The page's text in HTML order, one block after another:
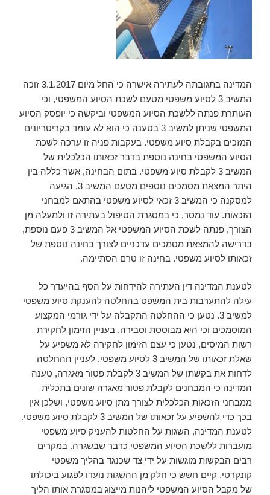
המדינה בתגובתה לעתירה אישרה כי החל מיום 3.1.2017 זוכה
המשיב 3 לסיוע משפטי מטעם לשכת הסיוע המשפטי, וכי
העותרת פנתה ללשכת הסיוע המשפטי וביקשה כי יופסק הסיוע
המשפטי שניתן למשיב 3 בטענה כי הוא לא עומד בקריטריונים
המזכים בקבלת סיוע משפטי. בעקבות פניה זו ערכה לשכת
הסיוע המשפטי בחינה נוספת בדבר זכאותו הכלכלית של
המשיב 3 לקבלת סיוע משפטי. בתום הבחינה, אשר כללה בין
היתר המצאת מסמכים נוספים מטעם המשיב 3, הגיעה
למסקנה כי המשיב 3 זכאי לסיוע משפטי בהתאם למבחני
הזכאות. עוד נמסר, כי במסגרת הטיפול בעתירה זו ולמעלה מן
הצורך, פנתה לשכת הסיוע המשפטי אל המשיב 3 פעם נוספת,
בדרישה להמצאת מסמכים עדכניים לצורך בחינה נוספת של
זכאותו לסיוע משפטי. בחינה זו טרם הסתיימה.
לטענת המדינה דין העתירה להידחות על הסף בהיעדר כל
עילה להתערבות בית המשפט בהחלטה להענקת סיוע משפטי
למשיב 3. נטען כי ההחלטה התקבלה על ידי גורמי המקצוע
המוסמכים וכי היא מבוססת וסבירה. בעניין הזימון לחקירת
רשות המיסים, נטען כי עצם הזימון לחקירה לא משפיע על
שאלת זכאותו של המשיב 3 לסיוע משפטי. לעניין ההחלטה
לדחות את בקשתו של המשיב 3 לקבלת פטור מאגרה, טענה
המדינה כי המבחנים לקבלת פטור מאגרה שונים בתכלית
ממבחני הזכאות הכלכלית לצורך מתן סיוע משפטי, ושלכן אין
בכך כדי להשפיע על זכאותו של המשיב 3 לקבלת סיוע משפטי.
לטענת המדינה, השגות על החלטות להעניק סיוע משפטי
מועברות ללשכת הסיוע המשפטי כדבר שבשגרה. במקרים
רבים הבקשות מוגשות על ידי צד שכנגד בהליך משפטי
קונקרטי. קיים חשש כי חלק מן ההשגות נועדו לפגוע ביכולתו
של מקבל הסיוע המשפטי ליהנות מייצוג במסגרת אותו הליך